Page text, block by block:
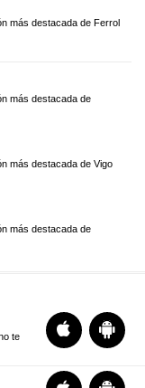
más destacada de Ferrol
más destacada de
más destacada de Vigo
más destacada de
te